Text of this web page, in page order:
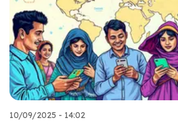
10/09/2025 - 14:02